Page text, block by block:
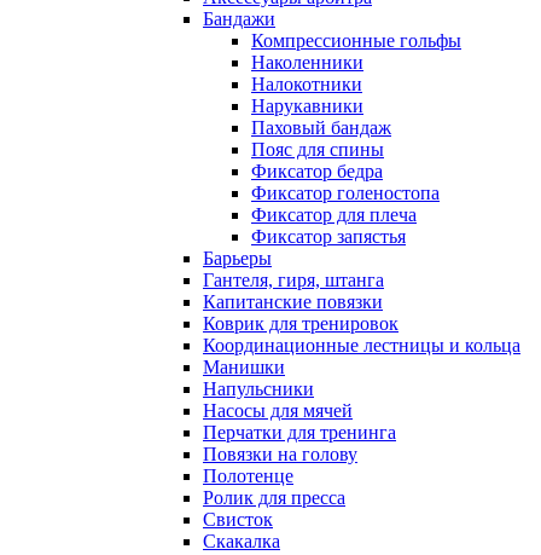
Бандажи
Компрессионные гольфы
Наколенники
Налокотники
Нарукавники
Паховый бандаж
Пояс для спины
Фиксатор бедра
Фиксатор голеностопа
Фиксатор для плеча
Фиксатор запястья
Барьеры
Гантеля, гиря, штанга
Капитанские повязки
Коврик для тренировок
Координационные лестницы и кольца
Манишки
Напульсники
Насосы для мячей
Перчатки для тренинга
Повязки на голову
Полотенце
Ролик для пресса
Свисток
Скакалка